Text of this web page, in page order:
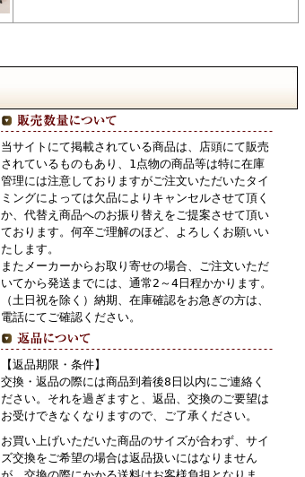
当サイトにて掲載されている商品は、店頭にて販売
されているものもあり、1点物の商品等は特に在庫
管理には注意しておりますがご注文いただいたタイ
ミングによっては欠品によりキャンセルさせて頂く
か、代替え商品へのお振り替えをご提案させて頂い
ております。何卒ご理解のほど、よろしくお願いい
たします。
またメーカーからお取り寄せの場合、ご注文いただ
いてから発送までには、通常2～4日程かかります。
（土日祝を除く）納期、在庫確認をお急ぎの方は、
電話にてご確認ください。
【返品期限・条件】
交換・返品の際には商品到着後8日以内にご連絡く
ださい。それを過ぎますと、返品、交換のご要望は
お受けできなくなりますので、ご了承ください。
お買い上げいただいた商品のサイズが合わず、サイ
ズ交換をご希望の場合は返品扱いにはなりません